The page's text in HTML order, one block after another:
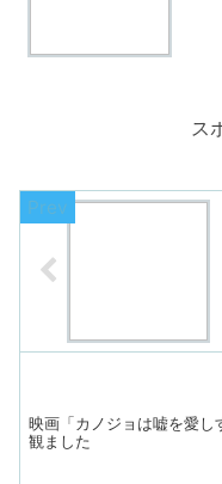
ス
映画「カノジョは嘘を愛し
観ました